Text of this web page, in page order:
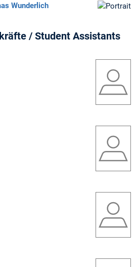
Wunderlich
/ Student Assistants